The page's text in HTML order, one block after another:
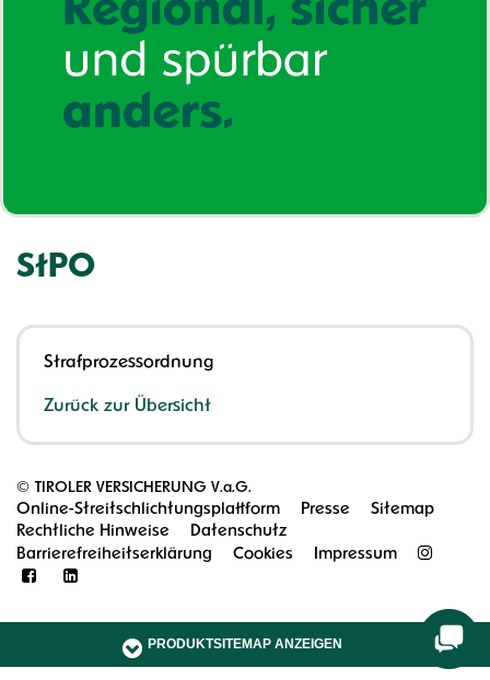
Service
Meine TIROLER
Karriere
StPO
Strafprozessordnung
Zurück zur Übersicht
© TIROLER VERSICHERUNG V.a.G.
Online-Streitschlichtungsplattform
Presse
Sitemap
Rechtliche Hinweise
Datenschutz
Barrierefreiheitserklärung
Cookies Impressum
PRODUKTSITEMAP ANZEIGEN